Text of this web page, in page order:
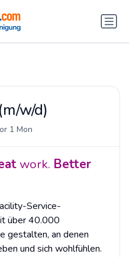
w/d)
1 Mon
work. Better
Service-
über 40.000
gestalten, an denen
und sich wohlfühlen.